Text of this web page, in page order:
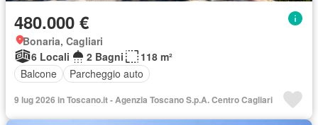
480.000 €
Bonaria, Cagliari
6 Locali
2 Bagni
118 m²
Balcone
Parcheggio auto
9 lug 2026 in Toscano.it - Agenzia Toscano S.p.A. Centro Cagliari